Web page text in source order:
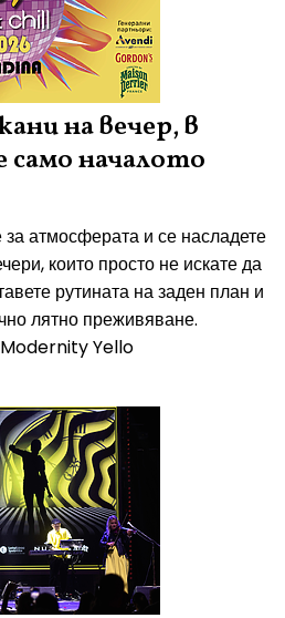
на вечер, в
само началото
за атмосферата и се насладете
които просто не искате да
рутината на заден план и
лятно преживяване.
Yello